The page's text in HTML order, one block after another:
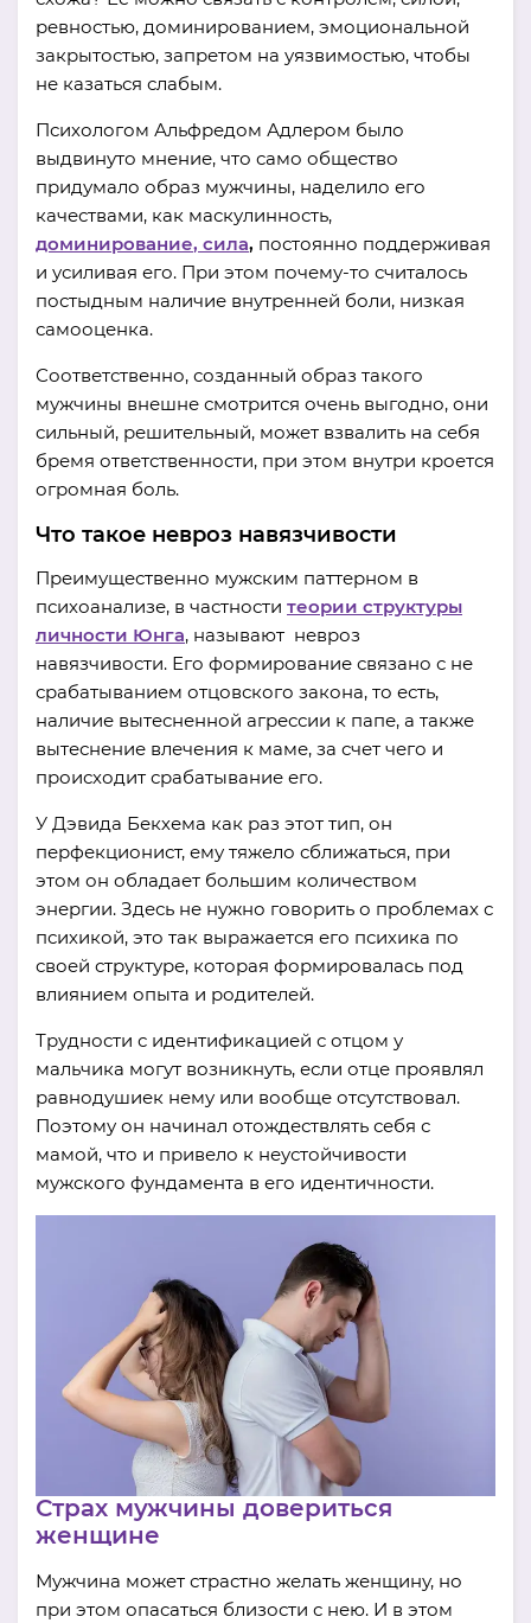
ревностью, доминированием, эмоциональной
закрытостью, запретом на уязвимостью, чтобы
не казаться слабым.
Психологом Альфредом Адлером было
выдвинуто мнение, что само общество
придумало образ мужчины, наделило его
качествами, как маскулинность,
доминирование, сила, постоянно поддерживая
и усиливая его. При этом почему-то считалось
постыдным наличие внутренней боли, низкая
самооценка.
Соответственно, созданный образ такого
мужчины внешне смотрится очень выгодно, они
сильный, решительный, может взвалить на себя
бремя ответственности, при этом внутри кроется
огромная боль.
Что такое невроз навязчивости
Преимущественно мужским паттерном в
психоанализе, в частности теории структуры
личности Юнга, называют невроз
навязчивости. Его формирование связано с не
срабатыванием отцовского закона, то есть,
наличие вытесненной агрессии к папе, а также
вытеснение влечения к маме, за счет чего и
происходит срабатывание его.
У Дэвида Бекхема как раз этот тип, он
перфекционист, ему тяжело сближаться, при
этом он обладает большим количеством
энергии. Здесь не нужно говорить о проблемах с
психикой, это так выражается его психика по
своей структуре, которая формировалась под
влиянием опыта и родителей.
Трудности с идентификацией с отцом у
мальчика могут возникнуть, если отце проявлял
равнодушиек нему или вообще отсутствовал.
Поэтому он начинал отождествлять себя с
мамой, что и привело к неустойчивости
мужского фундамента в его идентичности.
Страх мужчины довериться
женщине
Мужчина может страстно желать женщину, но
при этом опасаться близости с нею. И в этом